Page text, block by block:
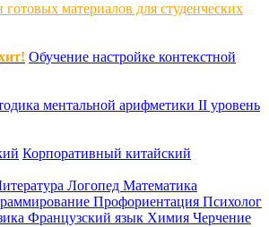
материалов для студенческих
Обучение настройке контекстной
ментальной арифметики II уровень
Корпоративный китайский
Логопед Математика
Профориентация Психолог
Французский язык Химия Черчение